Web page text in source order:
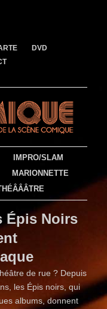
DVD
IMPRO/SLAM
MARIONNETTE
Épis Noirs
de rue ? Depuis
les Épis noirs, qui
albums, donnent